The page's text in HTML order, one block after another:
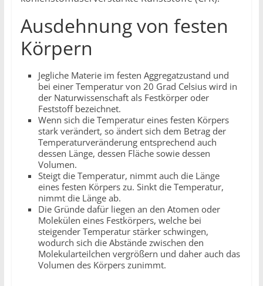
Ausdehnung von festen
Körpern
Jegliche Materie im festen Aggregatzustand und
bei einer Temperatur von 20 Grad Celsius wird in
der Naturwissenschaft als Festkörper oder
Feststoff bezeichnet.
Wenn sich die Temperatur eines festen Körpers
stark verändert, so ändert sich dem Betrag der
Temperaturveränderung entsprechend auch
dessen Länge, dessen Fläche sowie dessen
Volumen.
Steigt die Temperatur, nimmt auch die Länge
eines festen Körpers zu. Sinkt die Temperatur,
nimmt die Länge ab.
Die Gründe dafür liegen an den Atomen oder
Molekülen eines Festkörpers, welche bei
steigender Temperatur stärker schwingen,
wodurch sich die Abstände zwischen den
Molekularteilchen vergrößern und daher auch das
Volumen des Körpers zunimmt.